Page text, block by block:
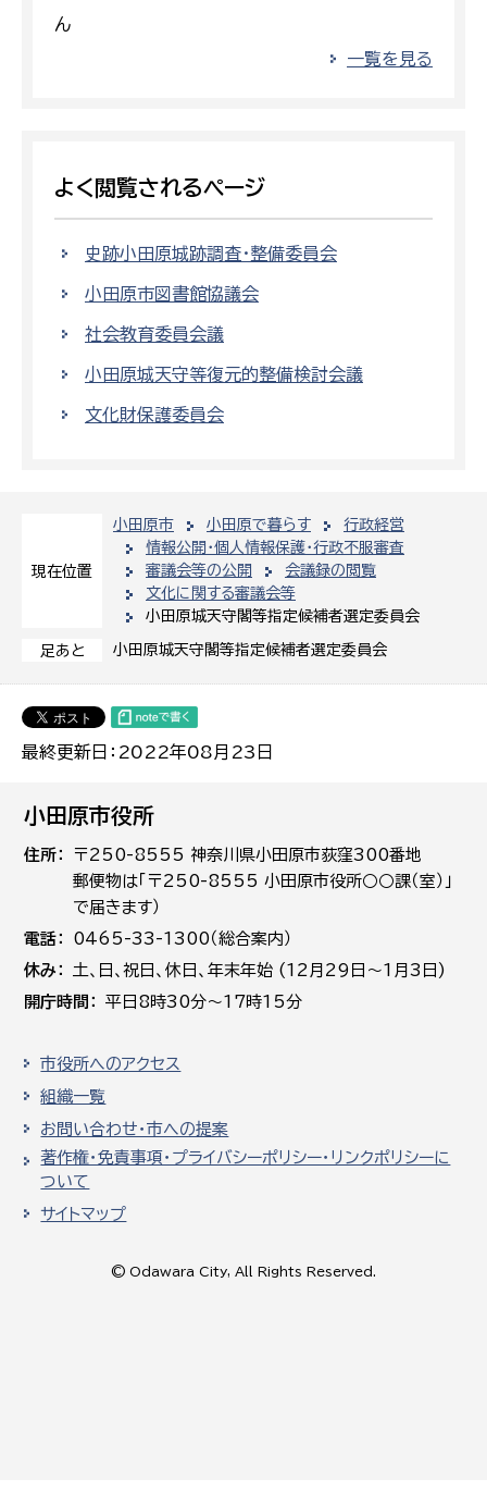
現在位置
小田原市 小田原で暮らす
行政経営
情報公開・個人情報保護・行政不服審査
審議会等の公開
会議録の閲覧
文化に関する審議会等
小田原城天守閣等指定候補者選定委員会
足あと 小田原城天守閣等指定候補者選定委員会
最終更新日：2022年08月23日
ん
一覧を見る
よく閲覧されるページ
史跡小田原城跡調査・整備委員会
小田原市図書館協議会
社会教育委員会議
小田原城天守等復元的整備検討会議
文化財保護委員会
小田原市役所
住所
〒250-8555 神奈川県小田原市荻窪300番地
郵便物は「〒250-8555 小田原市役所○○課（室）」
で届きます）
電話
0465-33-1300（総合案内）
休み
土､日､祝日、休日、年末年始 (12月29日～1月3日)
開庁時間
平日8時30分～17時15分
市役所へのアクセス
組織一覧
お問い合わせ・市への提案
著作権・免責事項・プライバシーポリシー・リンクポリシーに
ついて
サイトマップ
© Odawara City, All Rights Reserved.